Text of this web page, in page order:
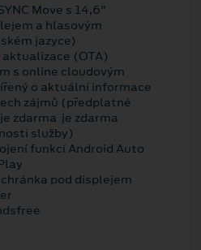
Move s 14,6"
a hlasovým
jazyce)
(OTA)
s online cloudovým
o aktuální informace
zájmů (předplatné
zdarma je zdarma
služby)
funkcí Android Auto
pod displejem